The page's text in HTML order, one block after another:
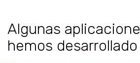
Algunas
hemos desarrollado